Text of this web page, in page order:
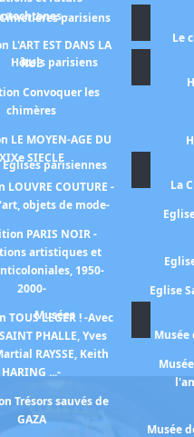
-
L'ART EST DANS LA
RUE
Convoquer les
chimères
LE MOYEN-AGE DU
XIXe SIECLE
LOUVRE COUTURE -
objets de mode-
PARIS NOIR -
artistiques et
1950-
2000-
TOUS LEGER ! -Avec
PHALLE, Yves
RAYSSE, Keith
HARING ...-
Trésors sauvés de
GAZA
parisiens
Le
Hôtels parisiens
Eglises parisiennes
La
Eglise
Musées
Musée
Musée